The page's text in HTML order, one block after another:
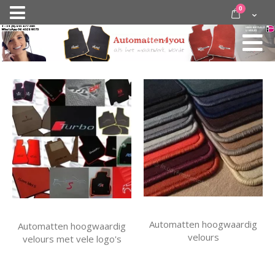
Nav
activeren
door
inhoud
Cart
0 items
Automatten hoogwaardig
velours met vele logo's
Automatten hoogwaardig
velours